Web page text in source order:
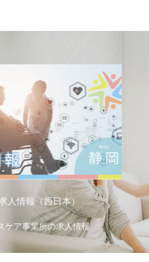
報（西日本）
業所の求人情報